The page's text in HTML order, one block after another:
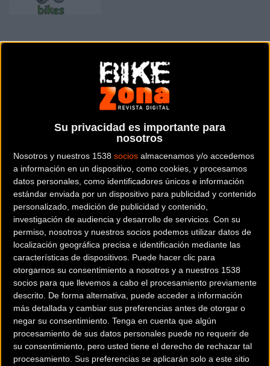
Su privacidad es importante para
nosotros
Nosotros y nuestros 1538 socios almacenamos y/o accedemos
a información en un dispositivo, como cookies, y procesamos
datos personales, como identificadores únicos e información
estándar enviada por un dispositivo para publicidad y contenido
personalizado, medición de publicidad y contenido,
investigación de audiencia y desarrollo de servicios. Con su
permiso, nosotros y nuestros socios podemos utilizar datos de
localización geográfica precisa e identificación mediante las
características de dispositivos. Puede hacer clic para
otorgarnos su consentimiento a nosotros y a nuestros 1538
socios para que llevemos a cabo el procesamiento previamente
descrito. De forma alternativa, puede acceder a información
más detallada y cambiar sus preferencias antes de otorgar o
negar su consentimiento. Tenga en cuenta que algún
procesamiento de sus datos personales puede no requerir de
su consentimiento, pero usted tiene el derecho de rechazar tal
procesamiento. Sus preferencias se aplicarán solo a este sitio
Distribuidor oficial de la marca de bicicletas italiana ALANBIKES
Dónde se encuentra
C/ Josep Grabulosa, 66 Nau 3 17430
Santa Coloma de Farners (Girona). España
Contactar con la entidad
972 877 523
RRSS de la entidad